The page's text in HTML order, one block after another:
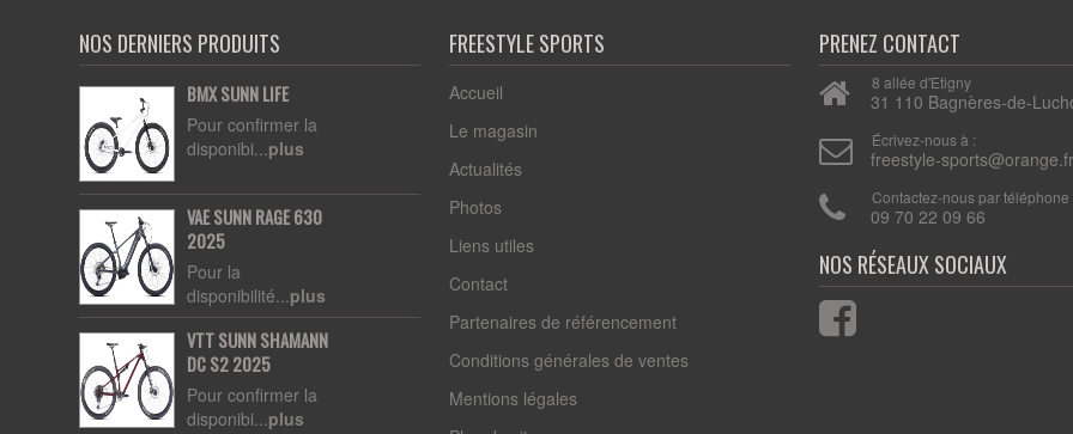
NOS DERNIERS PRODUITS
BMX SUNN LIFE
Pour confirmer la
disponibi...plus
VAE SUNN RAGE 630
2025
Pour la
disponibilité...plus
VTT SUNN SHAMANN
DC S2 2025
Pour confirmer la
disponibi...plus
FREESTYLE SPORTS
Accueil
Le magasin
Actualités
Photos
Liens utiles
Contact
Partenaires de référencement
Conditions générales de ventes
Mentions légales
PRENEZ CONTACT
8 allée d'Etigny
31 110 Bagnères-de-
Écrivez-nous à :
freestyle-
Contactez-nous par téléphone
09 70 22 09 66